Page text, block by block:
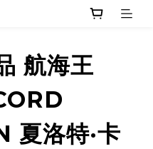
航海王
夏洛特·卡